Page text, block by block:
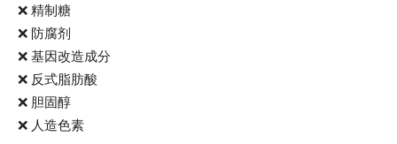
❌ 精制糖
❌ 防腐剂
❌ 基因改造成分
❌ 反式脂肪酸
❌ 胆固醇
❌ 人造色素